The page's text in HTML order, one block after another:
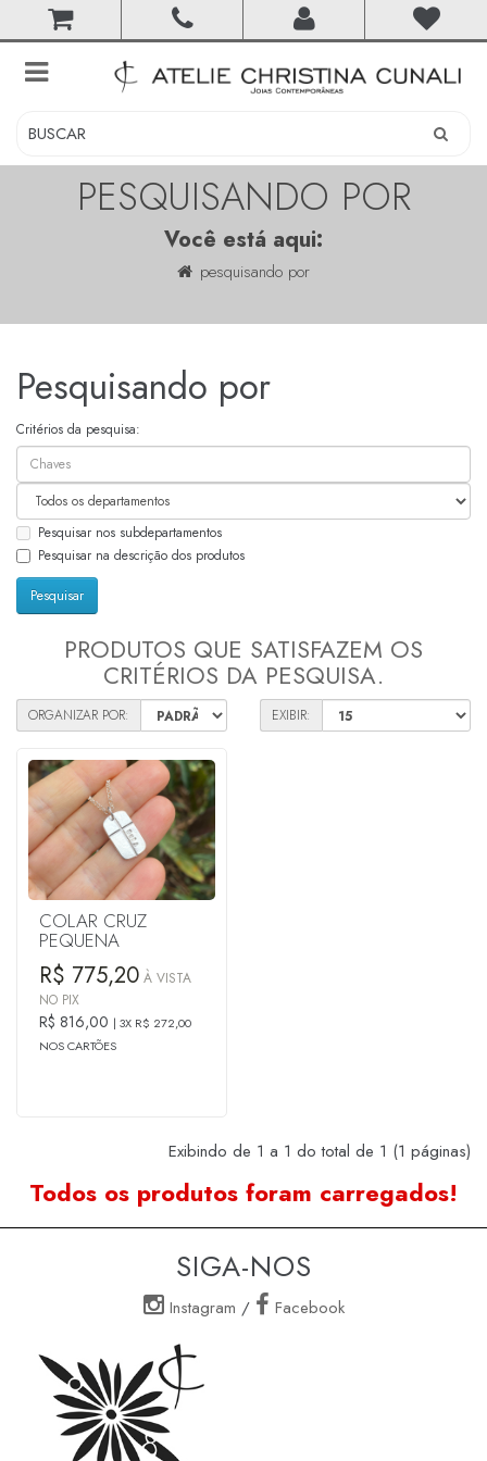
toggle
PESQUISANDO POR
Você está aqui:
pesquisando por
Pesquisando por
Critérios da pesquisa:
Pesquisar nos subdepartamentos
Pesquisar na descrição dos produtos
PRODUTOS QUE SATISFAZEM OS
CRITÉRIOS DA PESQUISA.
ORGANIZAR POR: EXIBIR:
COLAR CRUZ
PEQUENA
R$ 775,20 À VISTA
NO PIX
R$ 816,00
3X R$ 272,00
NOS CARTÕES
Exibindo de 1 a 1 do total de 1 (1 páginas)
Todos os produtos foram carregados!
SIGA-NOS
Instagram / Facebook